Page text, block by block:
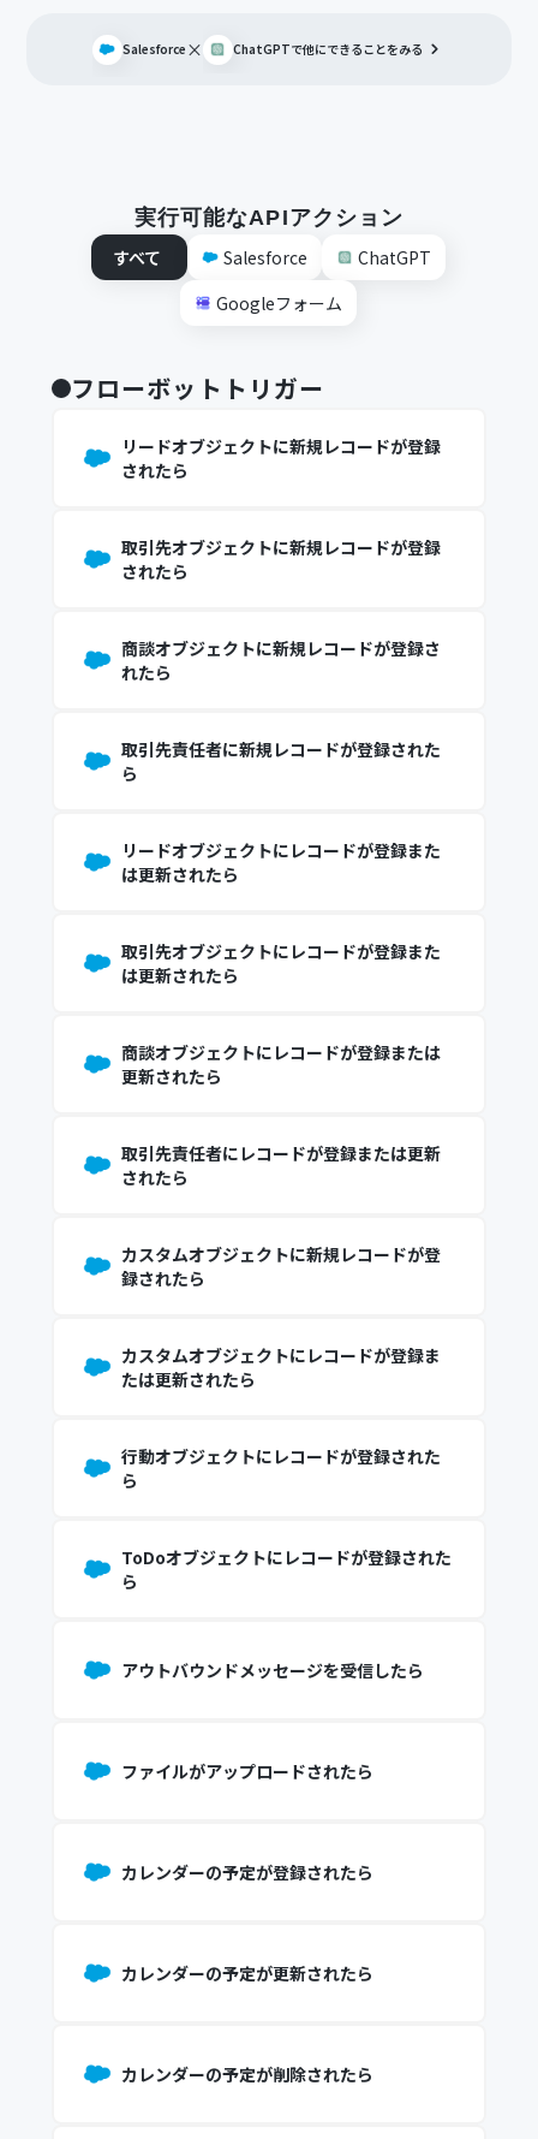
Salesforce × ChatGPTで他にできることをみる
実行可能なAPIアクション
すべて
Salesforce
ChatGPT
Googleフォーム
フローボットトリガー
リードオブジェクトに新規レコードが登録
されたら
取引先オブジェクトに新規レコードが登録
されたら
商談オブジェクトに新規レコードが登録さ
れたら
取引先責任者に新規レコードが登録された
ら
リードオブジェクトにレコードが登録また
は更新されたら
取引先オブジェクトにレコードが登録また
は更新されたら
商談オブジェクトにレコードが登録または
更新されたら
取引先責任者にレコードが登録または更新
されたら
カスタムオブジェクトに新規レコードが登
録されたら
カスタムオブジェクトにレコードが登録ま
たは更新されたら
行動オブジェクトにレコードが登録された
ら
ToDoオブジェクトにレコードが登録された
ら
アウトバウンドメッセージを受信したら
ファイルがアップロードされたら
カレンダーの予定が登録されたら
カレンダーの予定が更新されたら
カレンダーの予定が削除されたら